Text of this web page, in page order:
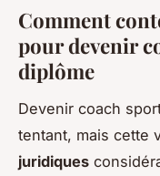
Comment
pour devenir
diplôme
Devenir coach
tentant, mais cette
juridiques